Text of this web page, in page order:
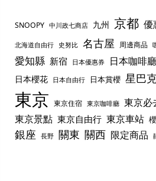
SNOOPY 中川政七商店 九州 京都 優
北海道自由行 史努比 名古屋 周邊商品
愛知縣 新宿 日本優惠券 日本咖啡廳
日本櫻花 日本自由行 日本賞櫻 星巴
東京 東京住宿 東京咖啡廳 東京必
東京景點 東京自由行 東京車站
銀座 長野 關東 關西 限定商品